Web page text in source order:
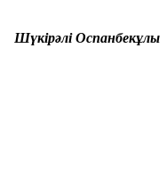
Шүкірәлі Оспанбекұлы